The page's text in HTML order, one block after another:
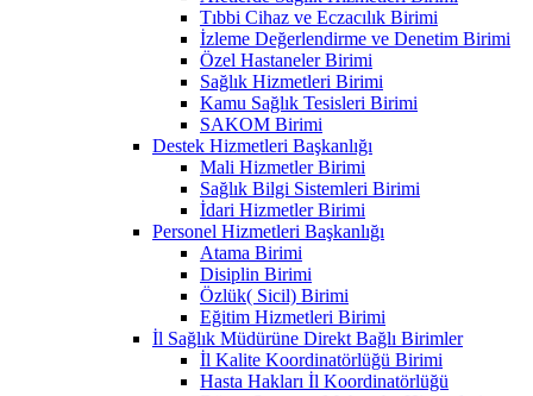
Tıbbi Cihaz ve Eczacılık Birimi
İzleme Değerlendirme ve Denetim Birimi
Özel Hastaneler Birimi
Sağlık Hizmetleri Birimi
Kamu Sağlık Tesisleri Birimi
SAKOM Birimi
Destek Hizmetleri Başkanlığı
Mali Hizmetler Birimi
Sağlık Bilgi Sistemleri Birimi
İdari Hizmetler Birimi
Personel Hizmetleri Başkanlığı
Atama Birimi
Disiplin Birimi
Özlük( Sicil) Birimi
Eğitim Hizmetleri Birimi
İl Sağlık Müdürüne Direkt Bağlı Birimler
İl Kalite Koordinatörlüğü Birimi
Hasta Hakları İl Koordinatörlüğü